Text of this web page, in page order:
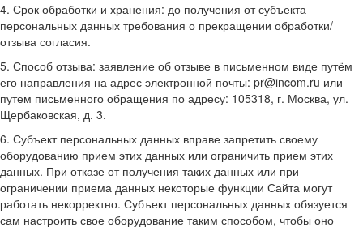
4. Срок обработки и хранения: до получения от субъекта
персональных данных требования о прекращении обработки/
отзыва согласия.
5. Способ отзыва: заявление об отзыве в письменном виде путём
его направления на адрес электронной почты: pr@incom.ru или
путем письменного обращения по адресу: 105318, г. Москва, ул.
Щербаковская, д. 3.
6. Субъект персональных данных вправе запретить своему
оборудованию прием этих данных или ограничить прием этих
данных. При отказе от получения таких данных или при
ограничении приема данных некоторые функции Сайта могут
работать некорректно. Субъект персональных данных обязуется
сам настроить свое оборудование таким способом, чтобы оно